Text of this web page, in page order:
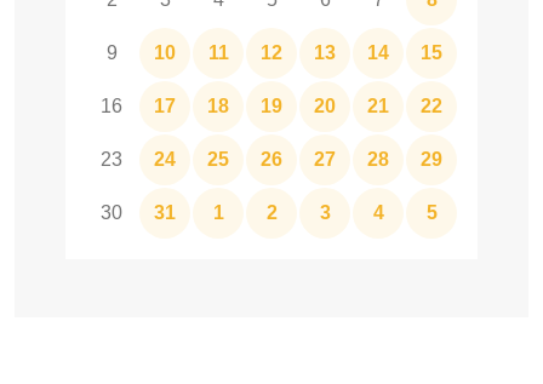
9 10 11 12 13 14 15
16 17 18 19 20 21 22
23 24 25 26 27 28 29
30 31 1 2 3 4 5